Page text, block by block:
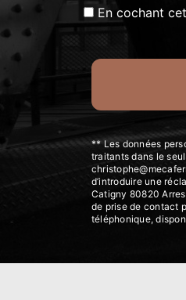
En cochant
** Les données
traitants dans le
d’introduire une
Catigny 80820
de prise de contact
téléphonique,